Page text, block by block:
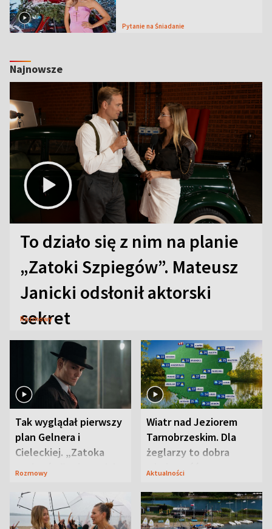
Pytanie na Śniadanie
Najnowsze
To działo się z nim na planie
„Zatoki Szpiegów”. Mateusz
Janicki odsłonił aktorski
sekret
Rozmowy
Tak wyglądał pierwszy
plan Gelnera i
Cieleckiej. „Zatoka
szpiegów” od razu ich
Rozmowy
Wiatr nad Jeziorem
Tarnobrzeskim. Dla
żeglarzy to dobra
wiadomość
Aktualności